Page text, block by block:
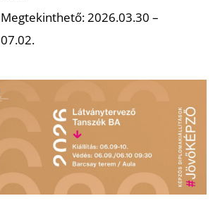
Megtekinthető: 2026.03.30 –
07.02.